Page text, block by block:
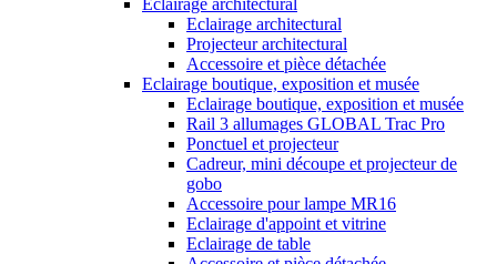
Eclairage architectural
Eclairage architectural
Projecteur architectural
Accessoire et pièce détachée
Eclairage boutique, exposition et musée
Eclairage boutique, exposition et musée
Rail 3 allumages GLOBAL Trac Pro
Ponctuel et projecteur
Cadreur, mini découpe et projecteur de
gobo
Accessoire pour lampe MR16
Eclairage d'appoint et vitrine
Eclairage de table